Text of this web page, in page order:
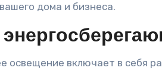
дома и бизнеса.
освещение включает в себя